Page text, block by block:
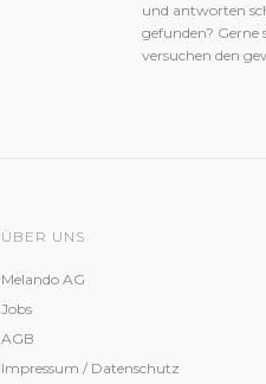
und antworten
gefunden? Gerne
versuchen den
ÜBER UNS
Melando AG
Jobs
AGB
Impressum / Datenschutz